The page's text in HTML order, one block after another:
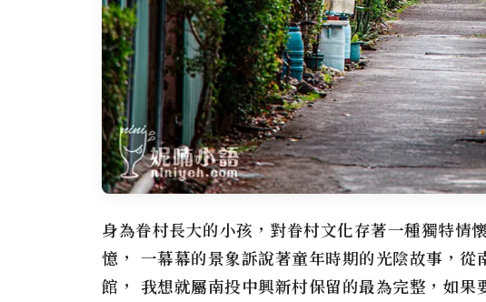
身為眷村長大的小孩，對眷村文化存著一種獨特情
憶， 一幕幕的景象訴說著童年時期的光陰故事，從
館， 我想就屬南投中興新村保留的最為完整，如果